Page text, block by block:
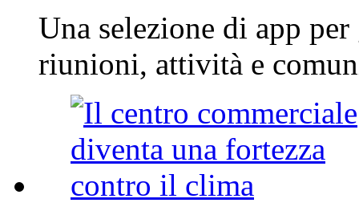
Una selezione di app
riunioni, attività e